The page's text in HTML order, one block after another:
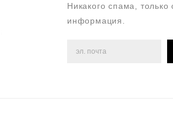
Никакого спама,
информация.